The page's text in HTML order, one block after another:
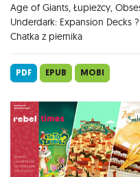
Age of Giants, Łupieżcy,
Underdark: Expansion Decks
Chatka z piernika
PDF EPUB MOBI